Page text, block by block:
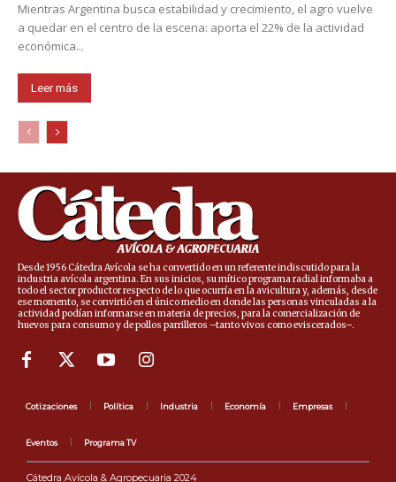
Mientras Argentina busca estabilidad y crecimiento, el agro vuelve
a quedar en el centro de la escena: aporta el 22% de la actividad
económica...
Leer más
Desde 1956 Cátedra Avícola se ha convertido en un referente indiscutido para la
industria avícola argentina. En sus inicios, su mítico programa radial informaba a
todo el sector productor respecto de lo que ocurría en la avicultura y, además, desde
ese momento, se convirtió en el único medio en donde las personas vinculadas a la
actividad podían informarse en materia de precios, para la comercialización de
huevos para consumo y de pollos parrilleros –tanto vivos como eviscerados–.
Cotizaciones Política Industria Economía Empresas
Eventos Programa TV
Cátedra Avícola & Agropecuaria 2024